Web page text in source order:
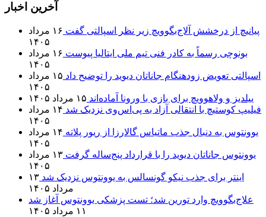
آخرین اخبار
پیانیچ از درخشش آلاج‌بگوویچ زیر نظر اسپالتی گفت
۱۶ مرداد
۱۴۰۵
بونوچی رسماً به کادر فنی تیم ملی ایتالیا پیوست
۱۶ مرداد
۱۴۰۵
اسپالتی تعویض زودهنگام جاناتان دیوید را توضیح داد
۱۵ مرداد
۱۴۰۵
ییلدیز و ولاهوویچ برای بازی با ورونا آماده‌اند ۱۵ مرداد ۱۴۰۵
فیلیپ کوستیچ با انتقالی آزاد به پی‌اس‌وی نزدیک شد
۱۴ مرداد
۱۴۰۵
یوونتوس به دنبال جذب ماتیاس گالارزا از ریور پلاته
۱۴ مرداد
۱۴۰۵
یوونتوس جاناتان دیوید را با قرارداد پنج‌ساله گرفت
۱۳ مرداد
۱۴۰۵
اینتر برای جذب نیکو گونسالس به یوونتوس نزدیک شد ۱۳
مرداد ۱۴۰۵
علاج‌بگوویچ وارد تورین شد؛ تست پزشکی یوونتوس آغاز شد
۱۱ مرداد ۱۴۰۵